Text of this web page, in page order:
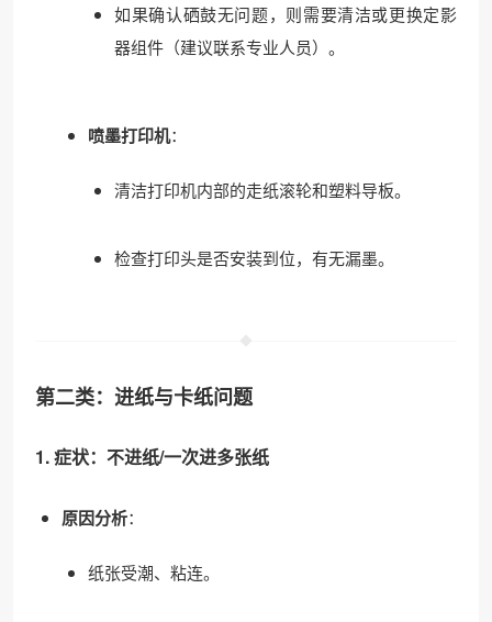
如果确认硒鼓无问题，则需要清洁或更换定影
器组件（建议联系专业人员）。
喷墨打印机：
清洁打印机内部的走纸滚轮和塑料导板。
检查打印头是否安装到位，有无漏墨。
第二类：进纸与卡纸问题
1. 症状：不进纸/一次进多张纸
原因分析：
纸张受潮、粘连。